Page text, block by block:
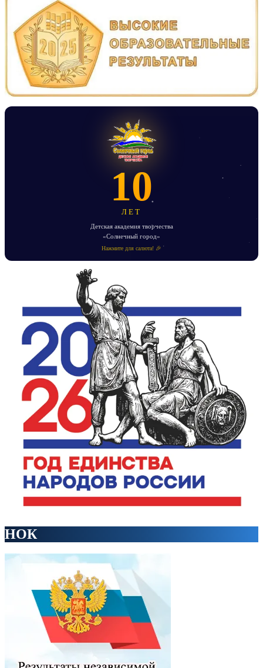
записям
10
ЛЕТ
Детская академия творчества
«Солнечный город»
Нажмите для салюта! 🎉
НОК